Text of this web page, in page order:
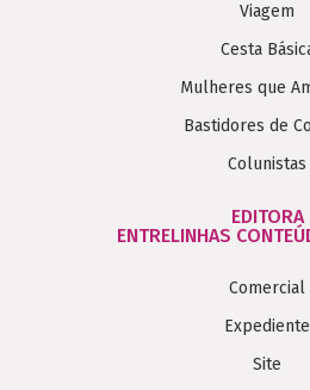
Viagem
Cesta
Mulheres que
Bastidores de
Colunistas
EDITORA
ENTRELINHAS
Comercial
Expediente
Site